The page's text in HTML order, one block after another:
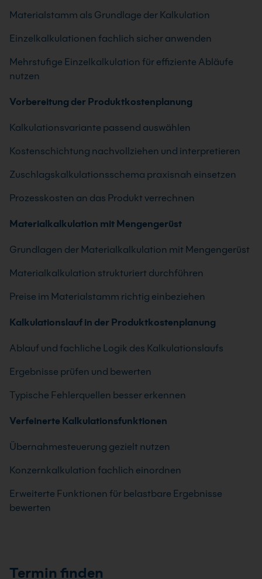
Materialstamm als Grundlage der Kalkulation
Einzelkalkulationen fachlich sicher anwenden
Mehrstufige Einzelkalkulation für effiziente Abläufe
nutzen
Vorbereitung der Produktkostenplanung
Kalkulationsvariante passend auswählen
Kostenschichtung nachvollziehen und interpretieren
Zuschlagskalkulationsschema praxisnah einsetzen
Prozesskosten an das Produkt verrechnen
Materialkalkulation mit Mengengerüst
Grundlagen der Materialkalkulation mit Mengengerüst
Materialkalkulation strukturiert durchführen
Preise im Materialstamm richtig einbeziehen
Kalkulationslauf in der Produktkostenplanung
Ablauf und fachliche Logik des Kalkulationslaufs
Ergebnisse prüfen und bewerten
Typische Fehlerquellen besser erkennen
Verfeinerte Kalkulationsfunktionen
Übernahmesteuerung gezielt nutzen
Konzernkalkulation fachlich einordnen
Erweiterte Funktionen für belastbare Ergebnisse
bewerten
Termin finden